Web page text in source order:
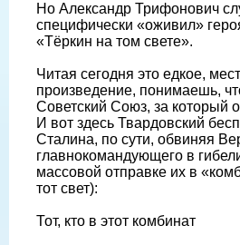
Но Александр Трифонович
специфически «оживил»
«Тёркин на том свете».
Читая сегодня это едкое,
произведение, понимаешь,
Советский Союз, за который
И вот здесь Твардовский
Сталина, по сути, обвиняя
главнокомандующего в
массовой отправке их в
тот свет):
Тот, кто в этот комбинат